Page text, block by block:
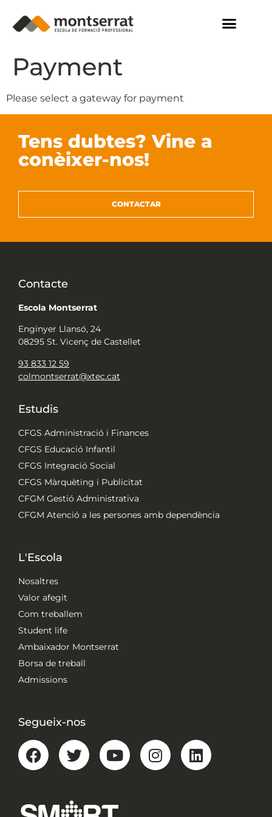
Payment
Please select a gateway for payment
Tens dubtes? Vine a
conèixer-nos!
CONTACTAR
Contacte
Escola Montserrat
Enginyer Llansó, 24
08295 St. Vicenç de Castellet
93 833 12 59
colmontserrat@xtec.cat
Estudis
CFGS Administració i Finances
CFGS Educació Infantil
CFGS Integració Social
CFGS Màrquèting i Publicitat
CFGM Gestió Administrativa
CFGM Atenció a les persones amb dependència
L'Escola
Nosaltres
Valor afegit
Com treballem
Student life
Ambaixador Montserrat
Borsa de treball
Admissions
Segueix-nos